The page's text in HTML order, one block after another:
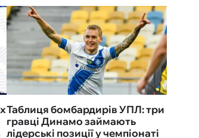
Таблиця бомбардирів УПЛ: три
гравці Динамо займають
лідерські позиції у чемпіонаті